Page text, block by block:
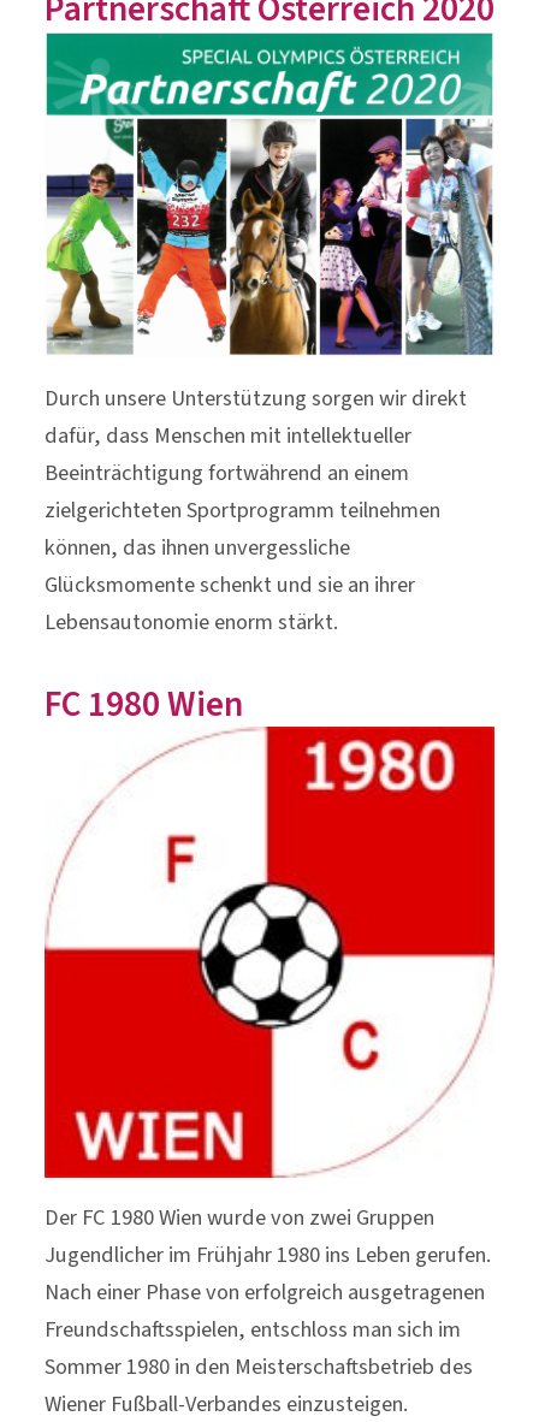
Durch unsere Unterstützung sorgen wir direkt
dafür, dass Menschen mit intellektueller
Beeinträchtigung fortwährend an einem
zielgerichteten Sportprogramm teilnehmen
können, das ihnen unvergessliche
Glücksmomente schenkt und sie an ihrer
Lebensautonomie enorm stärkt.
FC 1980 Wien
Der FC 1980 Wien wurde von zwei Gruppen
Jugendlicher im Frühjahr 1980 ins Leben gerufen.
Nach einer Phase von erfolgreich ausgetragenen
Freundschaftsspielen, entschloss man sich im
Sommer 1980 in den Meisterschaftsbetrieb des
Wiener Fußball-Verbandes einzusteigen.